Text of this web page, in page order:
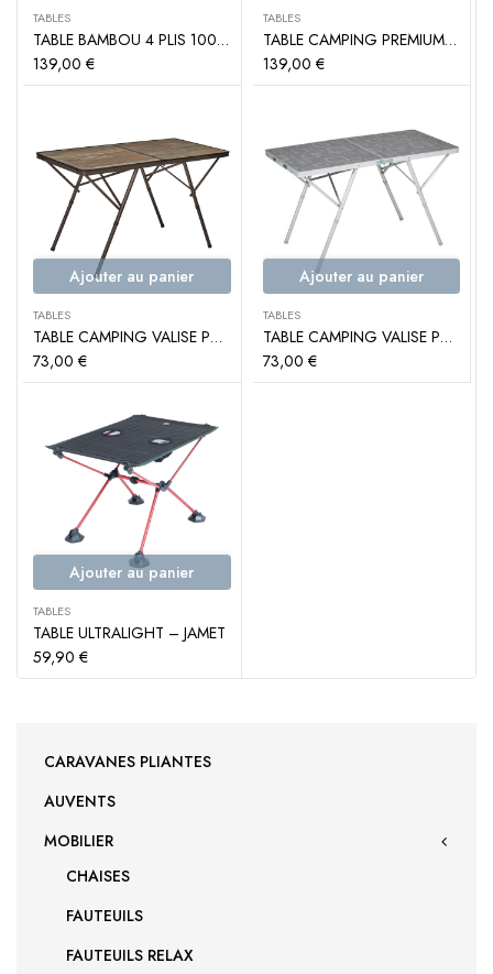
TABLES
TABLE BAMBOU 4 PLIS 100 CM – TRIGANO
139,00 €
TABLES
TABLE CAMPING PREMIUM 115 CM – TRIGANO
139,00 €
Ajouter au panier
TABLES
TABLE CAMPING VALISE PREMIUM 120 CM – DESIGN BOIS FLOTTÉ – TRIGANO
73,00 €
Ajouter au panier
TABLES
TABLE CAMPING VALISE PREMIUM 120 CM – GRISE – TRIGANO
73,00 €
Ajouter au panier
TABLES
TABLE ULTRALIGHT – JAMET
59,90 €
CARAVANES PLIANTES
AUVENTS
MOBILIER
CHAISES
FAUTEUILS
FAUTEUILS RELAX